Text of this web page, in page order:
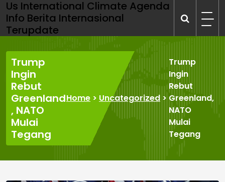
Skip
to
content
Us International Climate Agenda
Info Berita Internasional
Terupdate
Trump
Ingin
Rebut
Greenland
, NATO
Mulai
Tegang
Home > Uncategorized >
Trump
Ingin
Rebut
Greenland,
NATO
Mulai
Tegang